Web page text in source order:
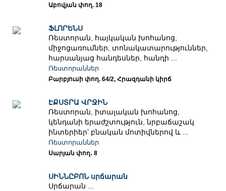
Աբովյան փող. 18
ՖԼՈՐԵՆՍ
Ռեստորան, հայկական խոհանոց,
միջոցառումներ, տոնակատարություններ,
հարսանյաց հանդեսներ, հանդի ...
Ռեստորաններ
Բարբյուսի փող. 64/2, Հրազդանի կիրճ
ԷՔՍՏՐԱ ՎՐՋԻՆ
Ռեստորան, իտալական խոհանոց,
կենդանի երաժշտություն, նրբաճաշակ
ինտերիեր՝ բնական մոտիվներով և ...
Ռեստորաններ
Սարյան փող․ 8
ՍԻՆՆԸԲՈՆ սրճարան
Սրճարան ...